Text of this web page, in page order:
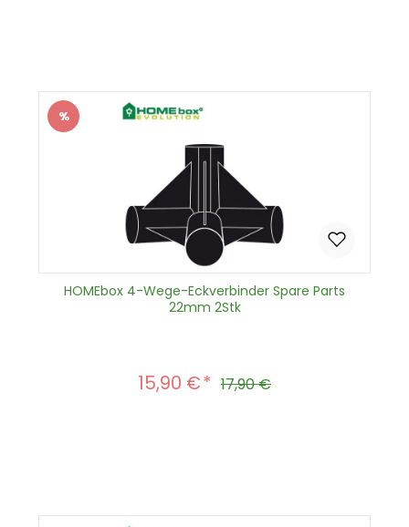
Rabatt
%
HOMEbox 4-Wege-Eckverbinder Spare Parts
22mm 2Stk
Verkaufspreis:
15,90 € Regulärer Preis:
17,90 €